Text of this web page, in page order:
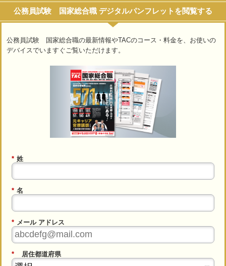
公務員試験 国家総合職 デジタルパンフレットを閲覧する
公務員試験 国家総合職の最新情報やTACのコース・料金を、お使いの
デバイスでいますぐご覧いただけます。
* 姓
* 名
* メール アドレス
* 居住都道府県